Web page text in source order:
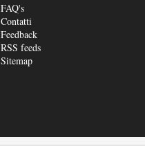
FAQ's
Contatti
Feedback
RSS feeds
Sitemap